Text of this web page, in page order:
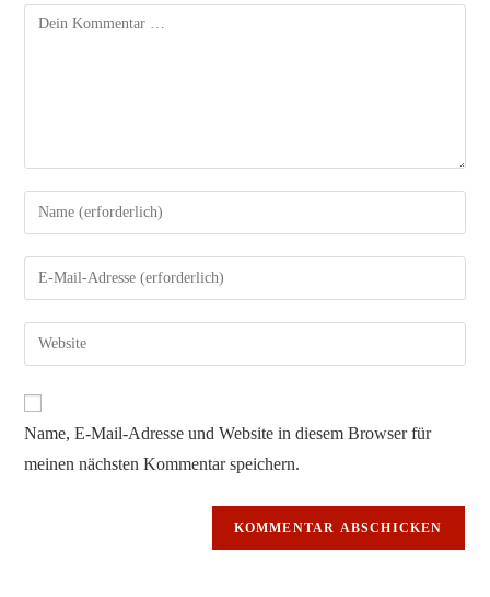
Kommentar
Gib
deinen
Namen
oder
zum
Kommentieren
ein
Gib
deine
E-
Mail-
Kommentieren
ein
Gib
deine
URL
ein
(optional)
Name, E-Mail-Adresse und Website in diesem Browser für
meinen nächsten Kommentar speichern.